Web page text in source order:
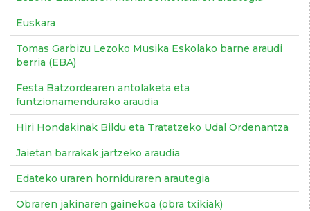
Euskara
Tomas Garbizu Lezoko Musika Eskolako barne araudi
berria (EBA)
Festa Batzordearen antolaketa eta
funtzionamendurako araudia
Hiri Hondakinak Bildu eta Tratatzeko Udal Ordenantza
Jaietan barrakak jartzeko araudia
Edateko uraren horniduraren arautegia
Obraren jakinaren gainekoa (obra txikiak)